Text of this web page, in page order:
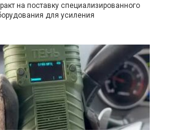
на поставку специализированного
для усиления